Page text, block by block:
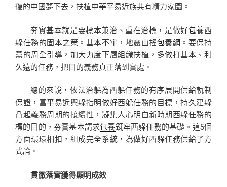
復的中國夢下去，扶植中華平易近族共有精力家園。
夯實基本就是要標本兼治、重在治標，是做好包養西
躲任務的固本之策。基本不牢，地震山搖包養網 。要保持
黨的周全引導，加大力度下層組織扶植，多做打基本、利
久遠的任務，把目的義務真正落到實處。
總的來說，依法治躲為西躲任務的有序展開供給軌制
保證，富平易近興躲指明做好西躲任務的目標，持久建躲
凸起義務周期的接續性，凝集人心明白新時期西躲任務的
標的目的，夯實基本請求包養筑牢西躲任務的基礎。這5個
方面環環相扣，組成完全系統，為做好西躲任務供給了方
式論。
貫徹落實獲得顯明成效